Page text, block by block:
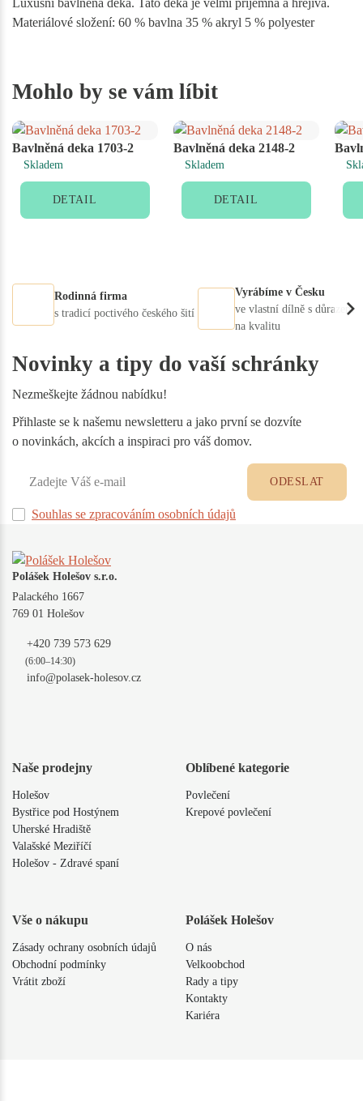
Luxusní bavlněná deka. Tato deka je velmi příjemná a hřejivá.
Materiálové složení: 60 % bavlna 35 % akryl 5 % polyester
Mohlo by se vám líbit
Bavlněná deka 1703-2
Skladem
DETAIL
Bavlněná deka 2148-2
Skladem
DETAIL
Rodinná firma
s tradicí poctivého českého šití
Vyrábíme v Česku
ve vlastní dílně s důrazem
na kvalitu
Novinky a tipy do vaší schránky
Nezmeškejte žádnou nabídku!
Přihlaste se k našemu newsletteru a jako první se dozvíte
o novinkách, akcích a inspiraci pro váš domov.
Souhlas se zpracováním osobních údajů
ODESLAT
Polášek Holešov s.r.o.
Palackého 1667
769 01 Holešov
+420 739 573 629
(6:00–14:30)
info@polasek-holesov.cz
Naše prodejny
Holešov
Bystřice pod Hostýnem
Uherské Hradiště
Valašské Meziříčí
Holešov - Zdravé spaní
Oblíbené kategorie
Povlečení
Krepové povlečení
Vše o nákupu
Zásady ochrany osobních údajů
Obchodní podmínky
Vrátit zboží
Polášek Holešov
O nás
Velkoobchod
Rady a tipy
Kontakty
Kariéra